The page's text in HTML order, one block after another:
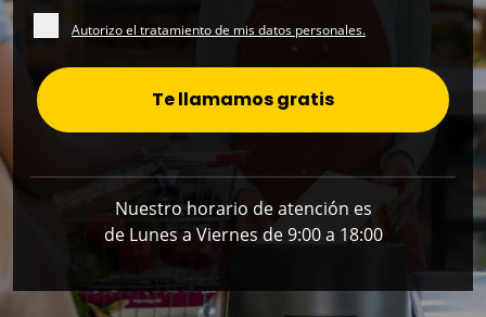
Autorizo el tratamiento de mis datos personales.
Te llamamos gratis
Nuestro horario de atención es
de Lunes a Viernes de 9:00 a 18:00